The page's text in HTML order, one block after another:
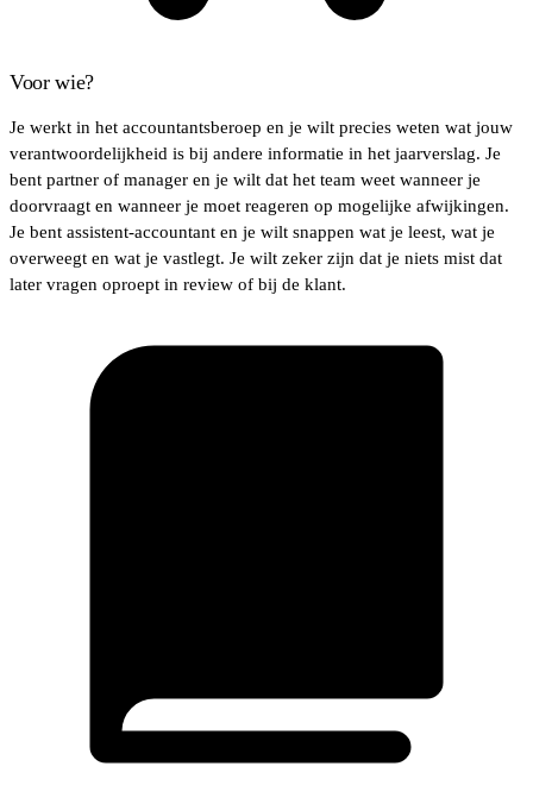
Voor wie?
Je werkt in het accountantsberoep en je wilt precies weten wat jouw
verantwoordelijkheid is bij andere informatie in het jaarverslag. Je
bent partner of manager en je wilt dat het team weet wanneer je
doorvraagt en wanneer je moet reageren op mogelijke afwijkingen.
Je bent assistent-accountant en je wilt snappen wat je leest, wat je
overweegt en wat je vastlegt. Je wilt zeker zijn dat je niets mist dat
later vragen oproept in review of bij de klant.